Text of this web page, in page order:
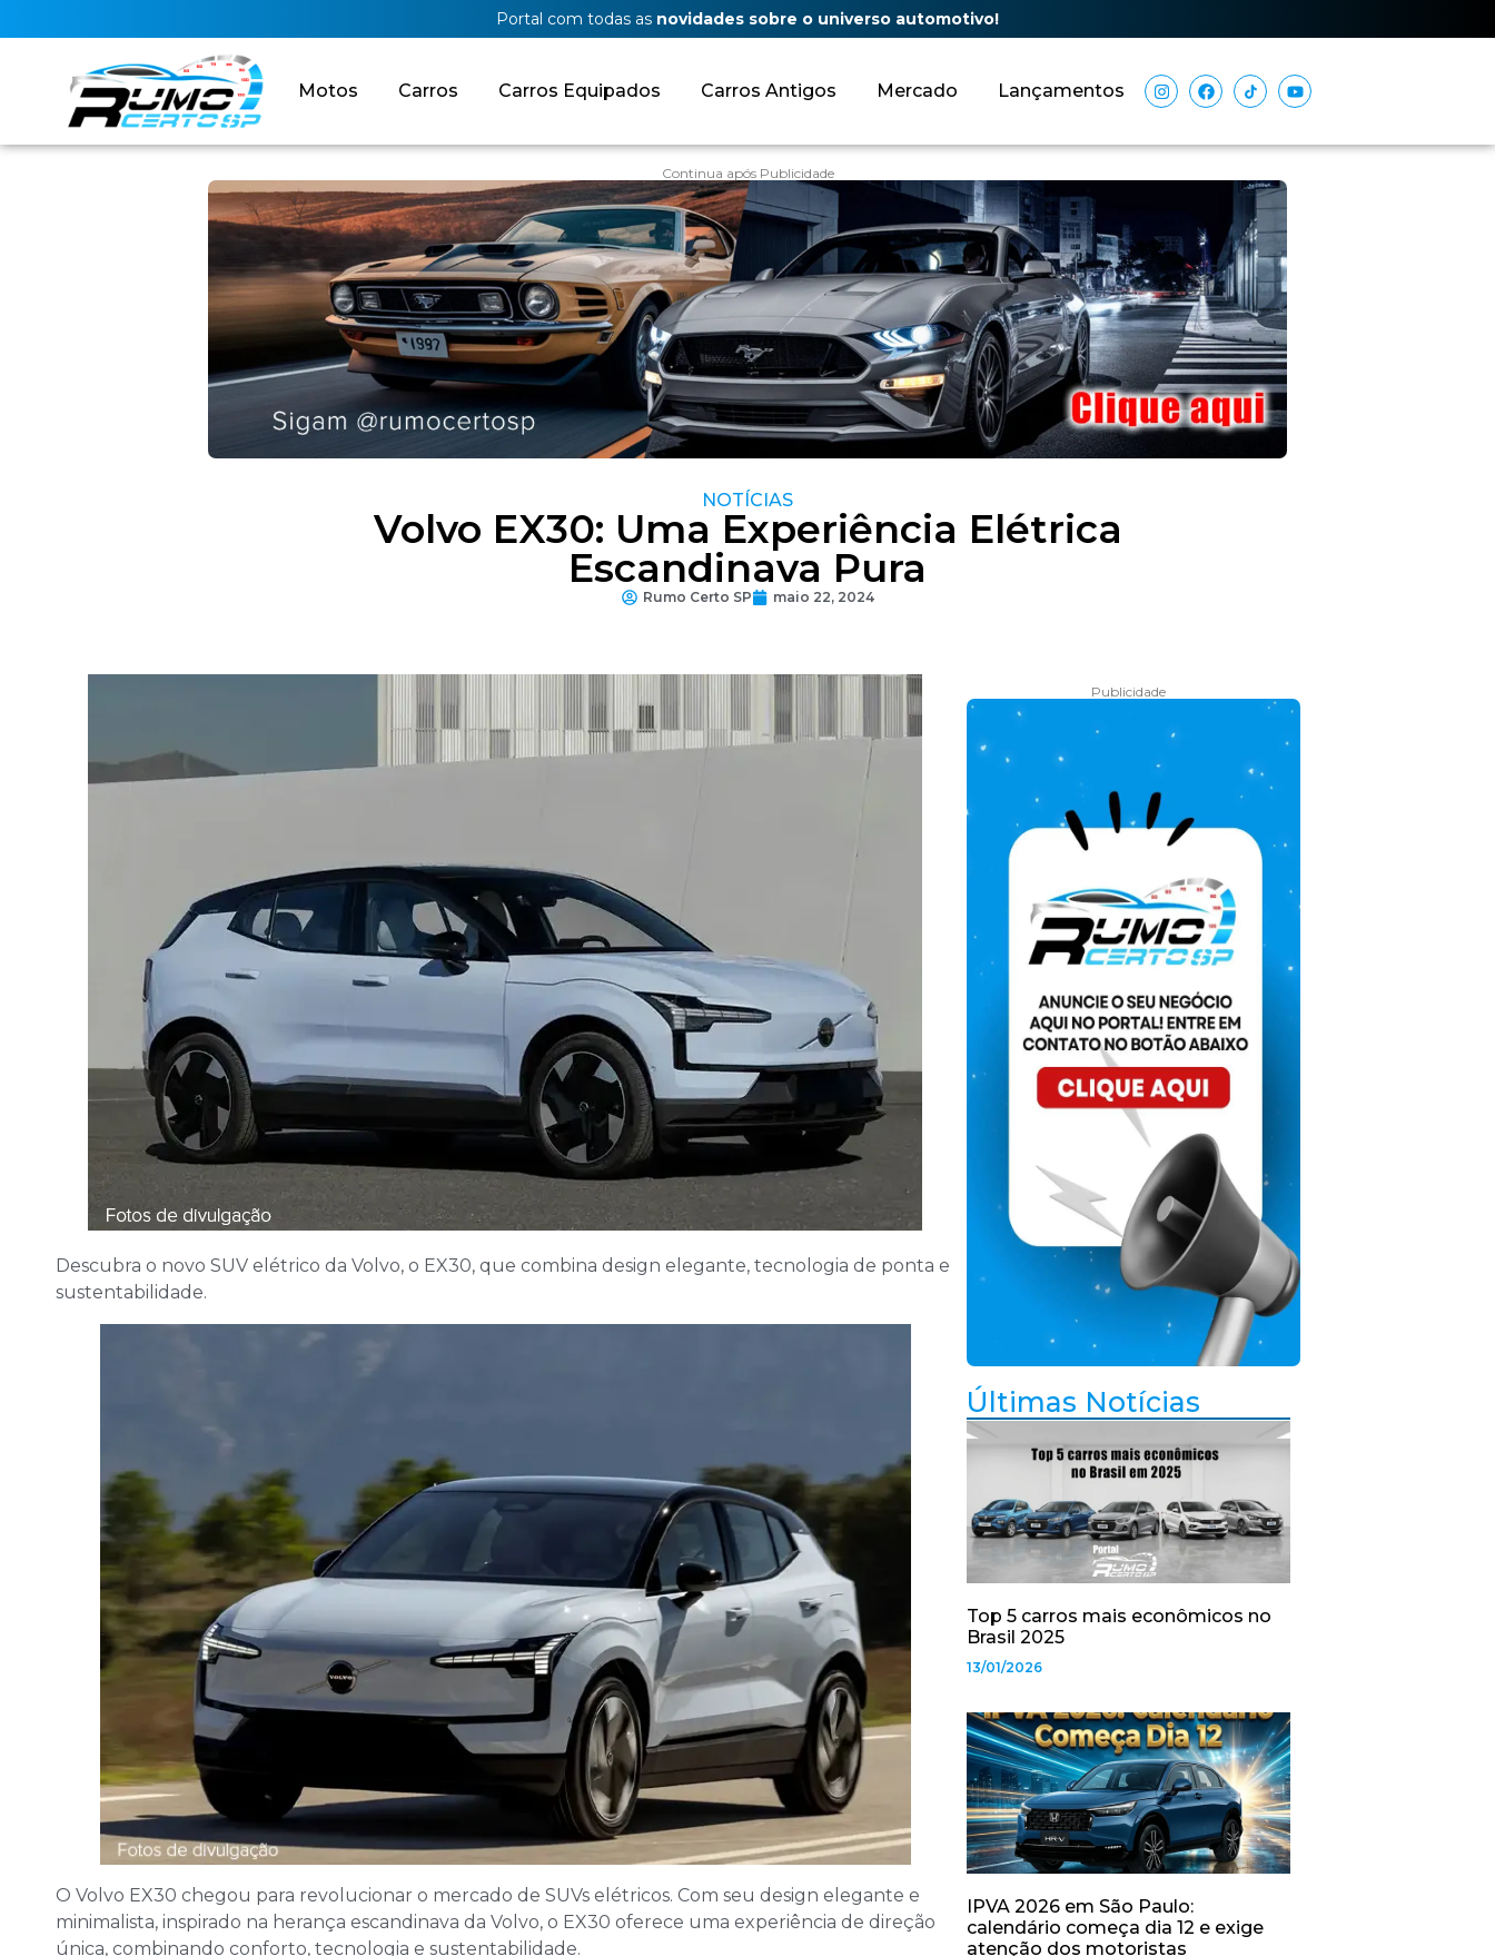
Portal com todas as novidades sobre o universo automotivo!
Motos Carros Carros Equipados Carros Antigos Mercado Lançamentos
Continua após Publicidade
NOTÍCIAS
Volvo EX30: Uma Experiência Elétrica
Escandinava Pura
Rumo Certo SP maio 22, 2024
Descubra o novo SUV elétrico da Volvo, o EX30, que combina design elegante, tecnologia de ponta e
sustentabilidade.
O Volvo EX30 chegou para revolucionar o mercado de SUVs elétricos. Com seu design elegante e
minimalista, inspirado na herança escandinava da Volvo, o EX30 oferece uma experiência de direção
única, combinando conforto, tecnologia e sustentabilidade.
Publicidade
Últimas Notícias
Top 5 carros mais econômicos no
Brasil 2025
13/01/2026
IPVA 2026 em São Paulo:
calendário começa dia 12 e exige
atenção dos motoristas